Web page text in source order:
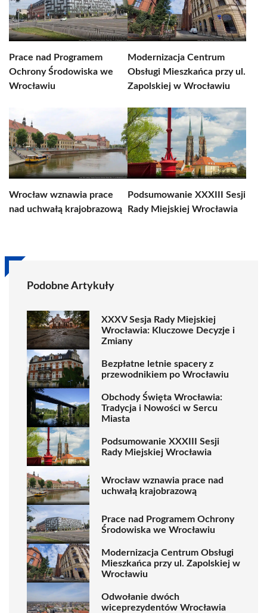
Prace nad Programem
Ochrony Środowiska we
Wrocławiu
Modernizacja Centrum
Obsługi Mieszkańca przy ul.
Zapolskiej w Wrocławiu
Wrocław wznawia prace
nad uchwałą krajobrazową
Podsumowanie XXXIII Sesji
Rady Miejskiej Wrocławia
Podobne Artykuły
XXXV Sesja Rady Miejskiej
Wrocławia: Kluczowe Decyzje i
Zmiany
Bezpłatne letnie spacery z
przewodnikiem po Wrocławiu
Obchody Święta Wrocławia:
Tradycja i Nowości w Sercu
Miasta
Podsumowanie XXXIII Sesji
Rady Miejskiej Wrocławia
Wrocław wznawia prace nad
uchwałą krajobrazową
Prace nad Programem Ochrony
Środowiska we Wrocławiu
Modernizacja Centrum Obsługi
Mieszkańca przy ul. Zapolskiej w
Wrocławiu
Odwołanie dwóch
wiceprezydentów Wrocławia